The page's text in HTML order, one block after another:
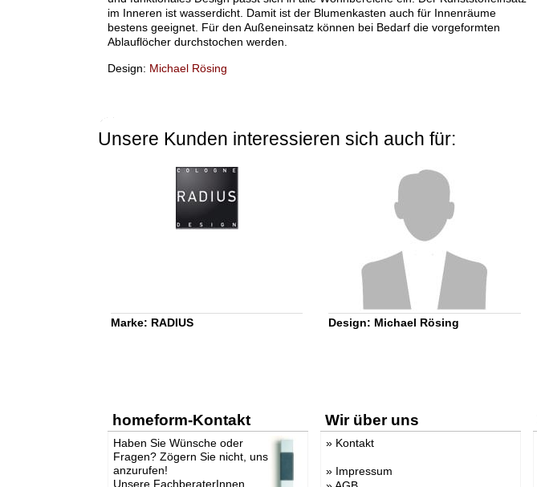
im Inneren ist wasserdicht. Damit ist der Blumenkasten auch für Innenräume
bestens geeignet. Für den Außeneinsatz können bei Bedarf die vorgeformten
Ablauflöcher durchstochen werden.
Design: Michael Rösing
Unsere Kunden interessieren sich auch für:
Marke: RADIUS Design: Michael Rösing
homeform-Kontakt
Haben Sie Wünsche oder
Fragen? Zögern Sie nicht, uns
anzurufen!
Unsere FachberaterInnen
Wir über uns
» Kontakt
» Impressum